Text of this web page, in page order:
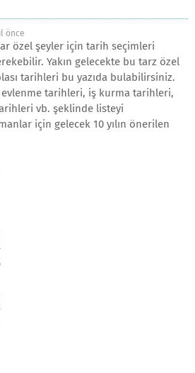
önce
özel şeyler için tarih seçimleri
Yakın gelecekte bu tarz özel
tarihleri bu yazıda bulabilirsiniz.
tarihleri, iş kurma tarihleri,
vb. şeklinde listeyi
için gelecek 10 yılın önerilen